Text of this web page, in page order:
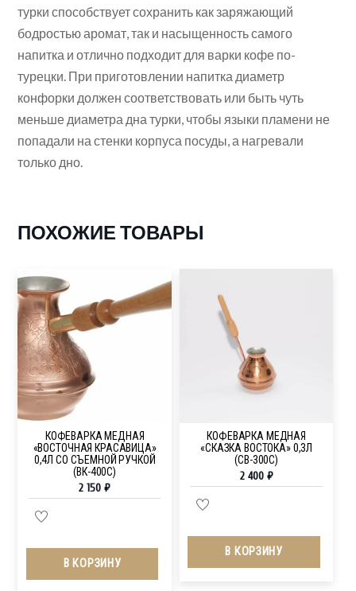
турки способствует сохранить как заряжающий
бодростью аромат, так и насыщенность самого
напитка и отлично подходит для варки кофе по-
турецки. При приготовлении напитка диаметр
конфорки должен соответствовать или быть чуть
меньше диаметра дна турки, чтобы языки пламени не
попадали на стенки корпуса посуды, а нагревали
только дно.
ПОХОЖИЕ ТОВАРЫ
КОФЕВАРКА МЕДНАЯ
«ВОСТОЧНАЯ КРАСАВИЦА»
0,4Л СО СЪЕМНОЙ РУЧКОЙ
(ВК-400С)
2 150₽
В КОРЗИНУ
КОФЕВАРКА МЕДНАЯ
«СКАЗКА ВОСТОКА» 0,3Л
(СВ-300С)
2 400 ₽
В КОРЗИНУ